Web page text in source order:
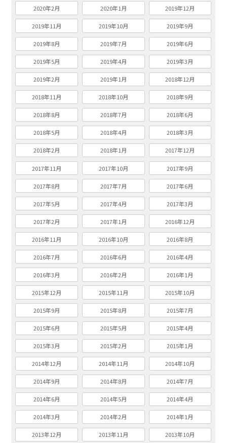
2020年2月 2020年1月 2019年12月
2019年11月 2019年10月 2019年9月
2019年8月 2019年7月 2019年6月
2019年5月 2019年4月 2019年3月
2019年2月 2019年1月 2018年12月
2018年11月 2018年10月 2018年9月
2018年8月 2018年7月 2018年6月
2018年5月 2018年4月 2018年3月
2018年2月 2018年1月 2017年12月
2017年11月 2017年10月 2017年9月
2017年8月 2017年7月 2017年6月
2017年5月 2017年4月 2017年3月
2017年2月 2017年1月 2016年12月
2016年11月 2016年10月 2016年8月
2016年7月 2016年6月 2016年4月
2016年3月 2016年2月 2016年1月
2015年12月 2015年11月 2015年10月
2015年9月 2015年8月 2015年7月
2015年6月 2015年5月 2015年4月
2015年3月 2015年2月 2015年1月
2014年12月 2014年11月 2014年10月
2014年9月 2014年8月 2014年7月
2014年6月 2014年5月 2014年4月
2014年3月 2014年2月 2014年1月
2013年12月 2013年11月 2013年10月